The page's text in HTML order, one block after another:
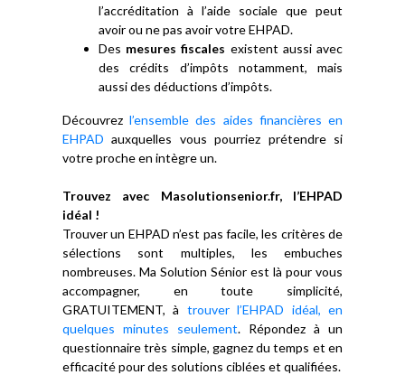
l’accréditation à l’aide sociale que peut
avoir ou ne pas avoir votre EHPAD.
Des mesures fiscales existent aussi avec
des crédits d’impôts notamment, mais
aussi des déductions d’impôts.
Découvrezl’ensemble des aides financières en
EHPADauxquelles vous pourriez prétendre si
votre proche en intègre un.
Trouvez avec Masolutionsenior.fr, l’EHPAD
idéal !
Trouver un EHPAD n’est pas facile, les critères de
sélections sont multiples, les embuches
nombreuses. Ma Solution Sénior est là pour vous
accompagner, en toute simplicité,
GRATUITEMENT, à trouver l’EHPAD idéal, en
quelques minutes seulement. Répondez à un
questionnaire très simple, gagnez du temps et en
efficacité pour des solutions ciblées et qualifiées.